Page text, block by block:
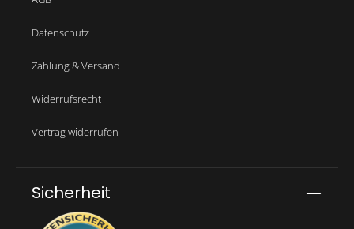
Sicherheit
Datenschutz
Zahlung & Versand
Widerrufsrecht
Vertrag widerrufen